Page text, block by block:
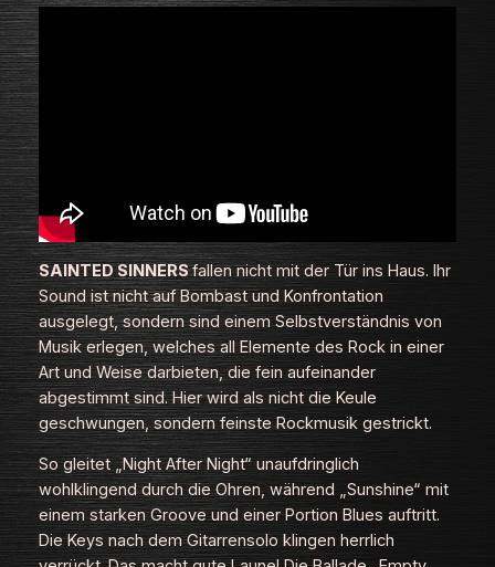
SAINTED SINNERSfallen nicht mit der Tür ins Haus. Ihr
Sound ist nicht auf Bombast und Konfrontation
ausgelegt, sondern sind einem Selbstverständnis von
Musik erlegen, welches all Elemente des Rock in einer
Art und Weise darbieten, die fein aufeinander
abgestimmt sind. Hier wird als nicht die Keule
geschwungen, sondern feinste Rockmusik gestrickt.
So gleitet „Night After Night“ unaufdringlich
wohlklingend durch die Ohren, während „Sunshine“ mit
einem starken Groove und einer Portion Blues auftritt.
Die Keys nach dem Gitarrensolo klingen herrlich